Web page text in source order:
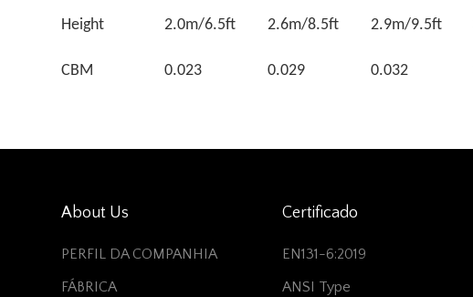
Height 2.0m/6.5ft 2.6m/8.5ft 2.9m/9.5ft
CBM 0.023 0.029 0.032
About Us
PERFIL DA COMPANHIA
FÁBRICA
Certificado
EN131-6:2019
ANSI Type